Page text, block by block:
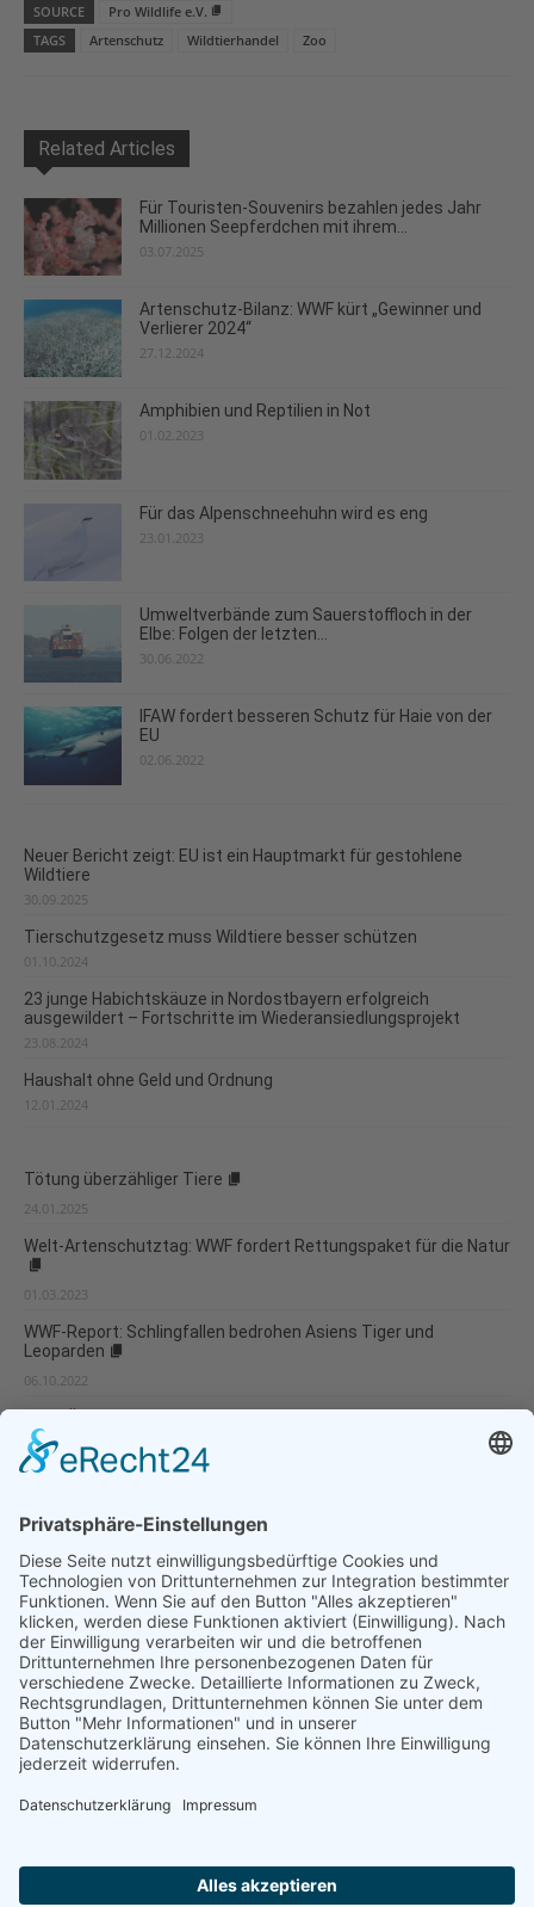
SOURCE
Pro Wildlife e.V.
TAGS
Artenschutz Wildtierhandel Zoo
Related Articles
Für Touristen-Souvenirs bezahlen jedes Jahr
Millionen Seepferdchen mit ihrem...
03.07.2025
Artenschutz-Bilanz: WWF kürt „Gewinner und
Verlierer 2024“
27.12.2024
Amphibien und Reptilien in Not
01.02.2023
Für das Alpenschneehuhn wird es eng
23.01.2023
Umweltverbände zum Sauerstoffloch in der
Elbe: Folgen der letzten...
30.06.2022
IFAW fordert besseren Schutz für Haie von der
EU
02.06.2022
Neuer Bericht zeigt: EU ist ein Hauptmarkt für gestohlene
Wildtiere
30.09.2025
Tierschutzgesetz muss Wildtiere besser schützen
01.10.2024
23 junge Habichtskäuze in Nordostbayern erfolgreich
ausgewildert – Fortschritte im Wiederansiedlungsprojekt
23.08.2024
Haushalt ohne Geld und Ordnung
12.01.2024
Tötung überzähliger Tiere
24.01.2025
Welt-Artenschutztag: WWF fordert Rettungspaket für die Natur
01.03.2023
WWF-Report: Schlingfallen bedrohen Asiens Tiger und
Leoparden
06.10.2022
19.07.2022
Datenschutzerklärung
Impressum
© GreenConnect®2000 - 2026